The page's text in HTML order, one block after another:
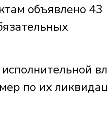
объявлено 43
по их